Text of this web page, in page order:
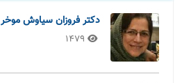
دکتر فروزان سیاوش موخر
1479